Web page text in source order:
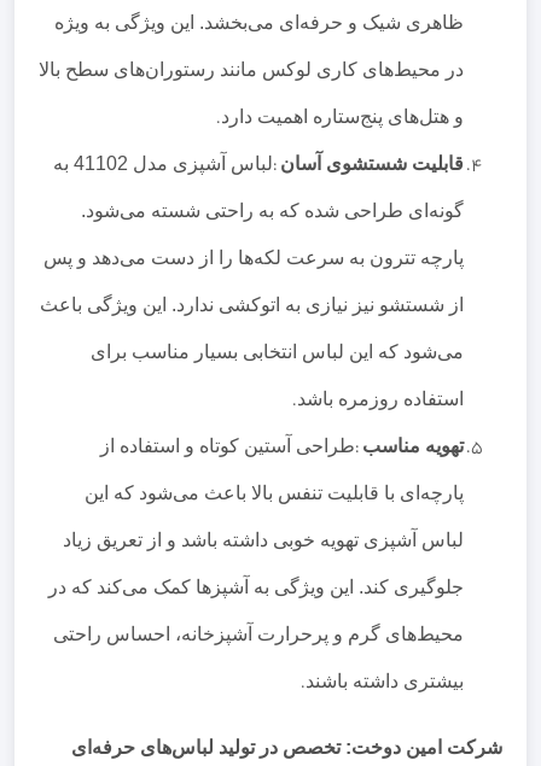
ظاهری شیک و حرفه‌ای می‌بخشد. این ویژگی به ویژه
در محیط‌های کاری لوکس مانند رستوران‌های سطح بالا
و هتل‌های پنج‌ستاره اهمیت دارد.
قابلیت شستشوی آسان : لباس آشپزی مدل 41102 به
گونه‌ای طراحی شده که به راحتی شسته می‌شود.
پارچه تترون به سرعت لکه‌ها را از دست می‌دهد و پس
از شستشو نیز نیازی به اتوکشی ندارد. این ویژگی باعث
می‌شود که این لباس انتخابی بسیار مناسب برای
استفاده روزمره باشد.
تهویه مناسب :طراحی آستین کوتاه و استفاده از
پارچه‌ای با قابلیت تنفس بالا باعث می‌شود که این
لباس آشپزی تهویه خوبی داشته باشد و از تعریق زیاد
جلوگیری کند. این ویژگی به آشپزها کمک می‌کند که در
محیط‌های گرم و پرحرارت آشپزخانه، احساس راحتی
بیشتری داشته باشند.
شرکت امین دوخت: تخصص در تولید لباس‌های حرفه‌ای